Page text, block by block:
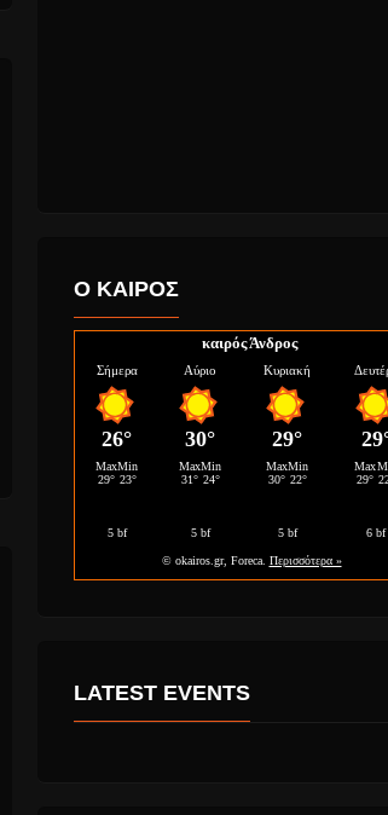
Make It Feel Like
Christmas” νέος
Χριστουγεννιάτικος.
Pink Floyd
τραγουδούν “Keep
Talking” με τη φωνή
του Stephen
Hawking.
Ο ΚΑΙΡΟΣ
καιρός Άνδρος
LATEST EVENTS